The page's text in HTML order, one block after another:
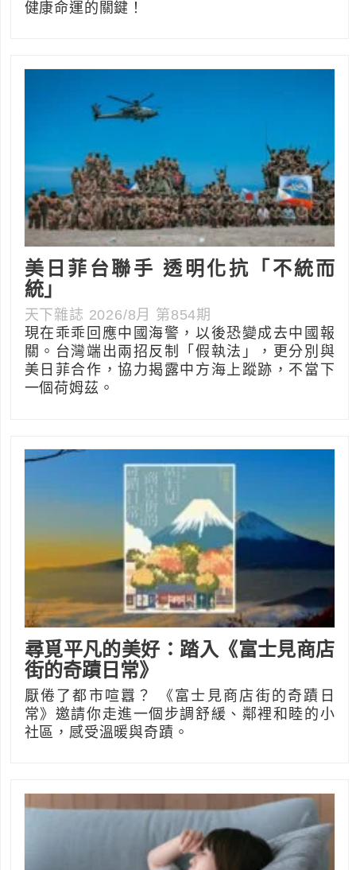
健康命運的關鍵！
美日菲台聯手 透明化抗「不統而
統」
天下雜誌 2026/8月 第854期
現在乖乖回應中國海警，以後恐變成去中國報
關。台灣端出兩招反制「假執法」，更分別與
美日菲合作，協力揭露中方海上蹤跡，不當下
一個荷姆茲。
尋覓平凡的美好：踏入《富士見商店
街的奇蹟日常》
厭倦了都市喧囂？ 《富士見商店街的奇蹟日
常》邀請你走進一個步調舒緩、鄰裡和睦的小
社區，感受溫暖與奇蹟。